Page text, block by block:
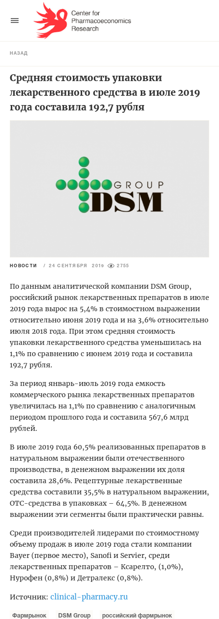
НАЗАД
Средняя стоимость упаковки
лекарственного средства в июле 2019
года составила 192,7 рубля
НОВОСТИ / 24 СЕНТЯБРЯ 2019 2755
По данным аналитической компании DSM Group,
российский рынок лекарственных препаратов в июле
2019 года вырос на 5,4% в стоимостном выражении
относительно июня 2019 года и на 3,6% относительно
июля 2018 года. При этом средняя стоимость
упаковки лекарственного средства уменьшилась на
1,1% по сравнению с июнем 2019 года и составила
192,7 рубля.
За период январь-июль 2019 года емкость
коммерческого рынка лекарственных препаратов
увеличилась на 1,1% по сравнению с аналогичным
периодом прошлого года и составила 567,6 млрд
рублей.
В июле 2019 года 60,5% реализованных препаратов в
натуральном выражении были отечественного
производства, в денежном выражении их доля
составила 28,6%. Рецептурные лекарственные
средства составили 35,5% в натуральном выражении,
ОТС-средства в упаковках – 64,5%. В денежном
выражении эти сегменты были практически равны.
Среди производителей лидерами по стоимостному
объему продаж в июле 2019 года стали компании
Bayer (первое место), Sanofi и Servier, среди
лекарственных препаратов – Ксарелто, (1,0%),
Нурофен (0,8%) и Детралекс (0,8%).
Источник: clinical-pharmacy.ru
Фармрынок DSM Group российский фармрынок